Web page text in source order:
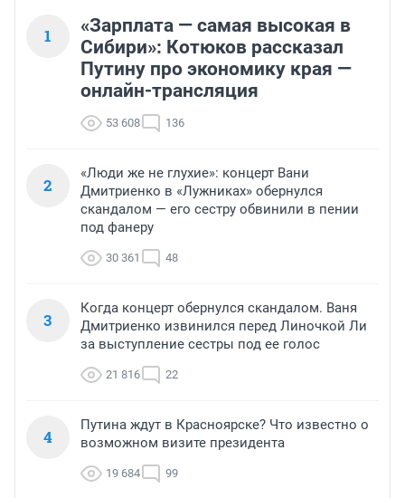
1
«Зарплата — самая высокая в
Сибири»: Котюков рассказал
Путину про экономику края —
онлайн-трансляция
53 608 136
2
«Люди же не глухие»: концерт Вани
Дмитриенко в «Лужниках» обернулся
скандалом — его сестру обвинили в пении
под фанеру
30 361 48
3
Когда концерт обернулся скандалом. Ваня
Дмитриенко извинился перед Линочкой Ли
за выступление сестры под ее голос
21 816 22
4
Путина ждут в Красноярске? Что известно о
возможном визите президента
19 684 99